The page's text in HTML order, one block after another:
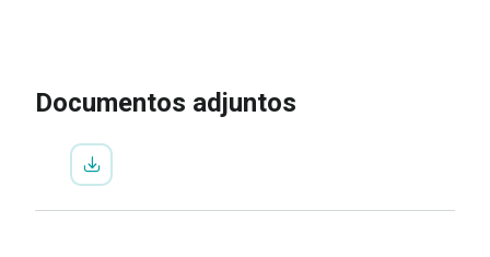
Documentos adjuntos